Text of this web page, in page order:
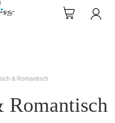
& Romantisch
Romantisch